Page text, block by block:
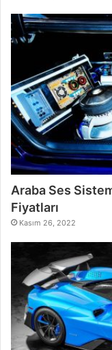
Araba Ses
Fiyatları
Kasım 26, 2022